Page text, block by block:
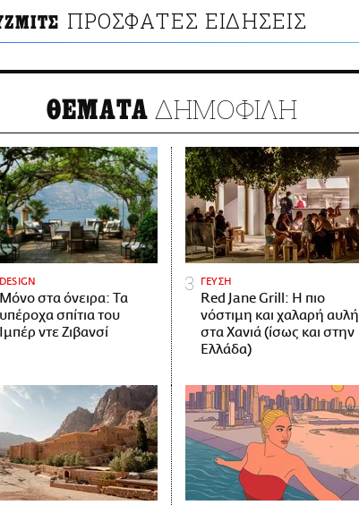
ΠΡΟΣΦΑΤΕΣ ΕΙΔΗΣΕΙΣ
ΘΕΜΑΤΑ ΔΗΜΟΦΙΛΗ
DESIGN
Μόνο στα όνειρα: Τα
υπέροχα σπίτια του
Ιμπέρ ντε Ζιβανσί
ΓΕΥΣΗ
Red Jane Grill: Η πιο
νόστιμη και χαλαρή αυλή
στα Χανιά (ίσως και στην
Ελλάδα)